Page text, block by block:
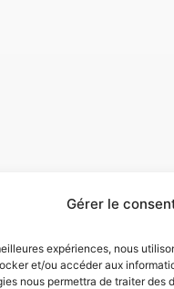
Gérer le
expériences, nous
et/ou accéder aux
nous permettra de traiter des